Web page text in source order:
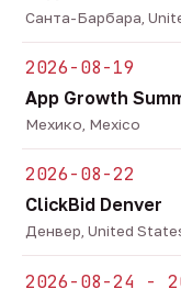
Санта-Барбара,
2026-08-19
App Growth
Мехико, Mexico
2026-08-22
ClickBid Denver
Денвер, United
2026-08-24 -